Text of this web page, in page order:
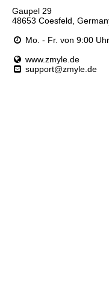
Gaupel 29
48653 Coesfeld,
Mo. - Fr. von 9:00
www.zmyle.de
support@zmyle.de